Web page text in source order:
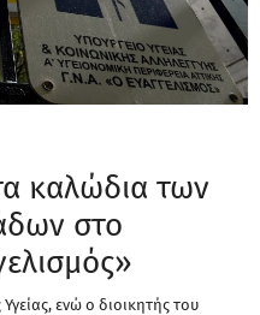
καλώδια των
στο
ενώ ο διοικητής του